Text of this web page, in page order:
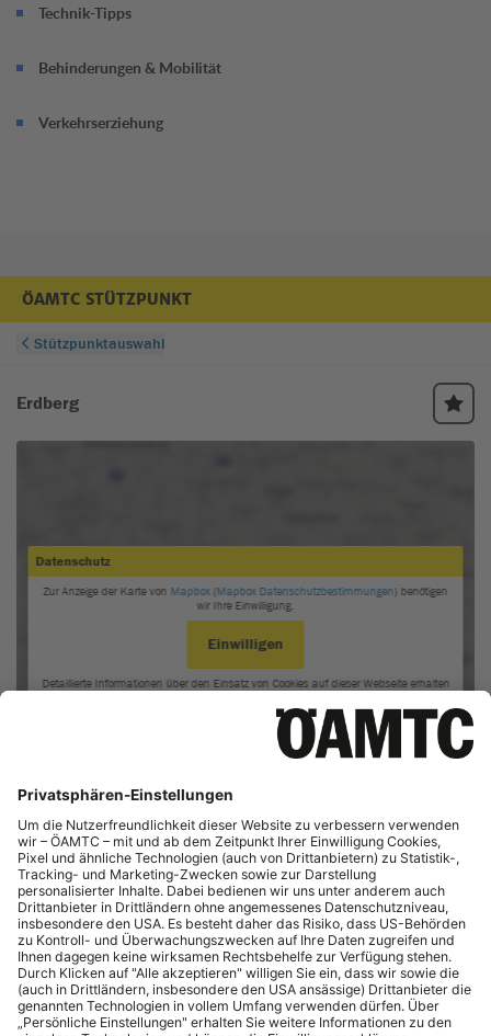
Technik-Tipps
Behinderungen & Mobilität
Verkehrserziehung
ÖAMTC STÜTZPUNKT